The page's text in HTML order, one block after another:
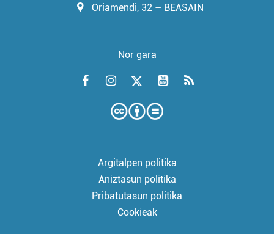
Oriamendi, 32 – BEASAIN
Nor gara
Argitalpen politika
Aniztasun politika
Pribatutasun politika
Cookieak